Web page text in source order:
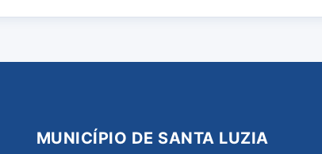
MUNICÍPIO DE SANTA LUZIA